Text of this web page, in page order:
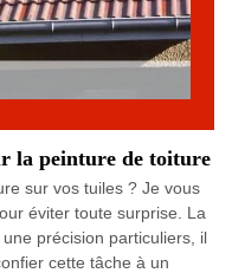
la peinture de toiture
sur vos tuiles ? Je vous
éviter toute surprise. La
précision particuliers, il
cette tâche à un